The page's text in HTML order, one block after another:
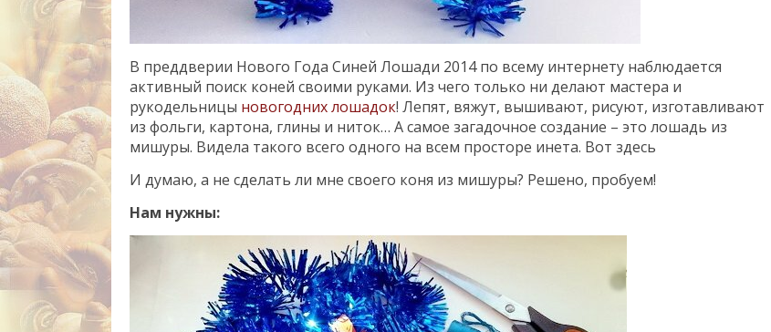
В преддверии Нового Года Синей Лошади 2014 по всему интернету наблюдается
активный поиск коней своими руками. Из чего только ни делают мастера и
рукодельницы новогодних лошадок! Лепят, вяжут, вышивают, рисуют, изготавливают
из фольги, картона, глины и ниток… А самое загадочное создание – это лошадь из
мишуры. Видела такого всего одного на всем просторе инета. Вот здесь
И думаю, а не сделать ли мне своего коня из мишуры? Решено, пробуем!
Нам нужны: